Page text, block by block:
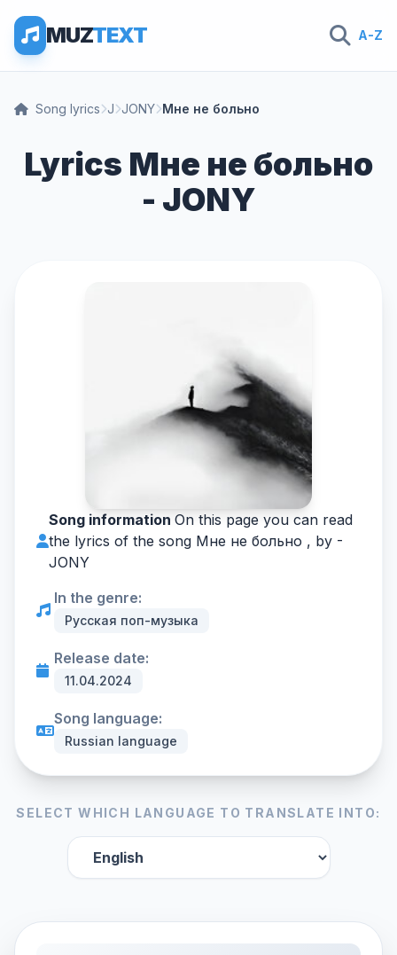
MUZTEXT A-Z
Song lyrics J JONY Мне не больно
Lyrics Мне не больно
- JONY
Song information On this page you can read
the lyrics of the song Мне не больно , by -
JONY
In the genre:
Русская поп-музыка
Release date:
11.04.2024
Song language:
Russian language
SELECT WHICH LANGUAGE TO TRANSLATE INTO: